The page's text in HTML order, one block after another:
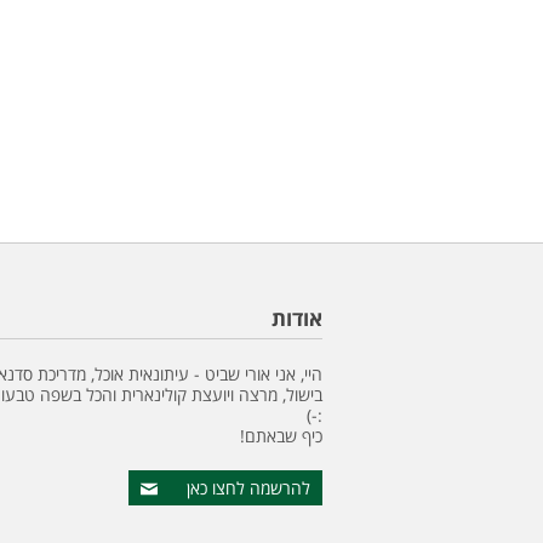
אודות
היי, אני אורי שביט - עיתונאית אוכל, מדריכת
בישול, מרצה ויועצת קולינארית והכל בשפה
:-)
כיף שבאתם!
להרשמה לחצו כאן